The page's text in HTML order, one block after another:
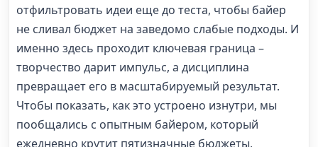
отфильтровать идеи еще до теста, чтобы байер
не сливал бюджет на заведомо слабые подходы. И
именно здесь проходит ключевая граница –
творчество дарит импульс, а дисциплина
превращает его в масштабируемый результат.
Чтобы показать, как это устроено изнутри, мы
пообщались с опытным байером, который
ежедневно крутит пятизначные бюджеты,